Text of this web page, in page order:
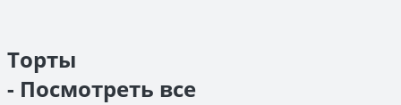
Торты
- Посмотреть все